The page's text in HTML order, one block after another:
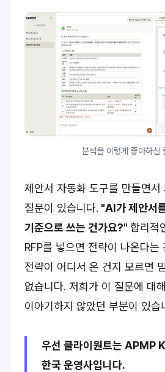
분석을 이렇게 좋아하실
제안서 자동화 도구를 만들면서
질문이 있습니다. "AI가 제안서
기준으로 쓰는 건가요?" 합리적
RFP를 넣으면 전략이 나온다는
전략이 어디서 온 건지 모르면
없습니다. 저희가 이 질문에 대
이야기하지 않았던 부분이 있습
우선 클라이원트는 APMP
한국 운영사입니다.